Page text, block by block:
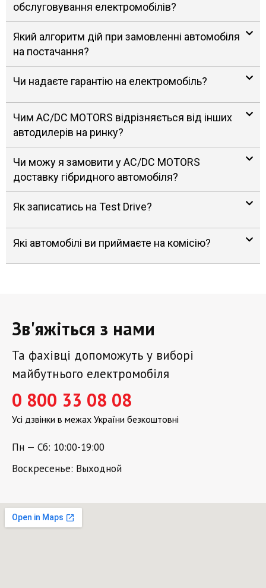
обслуговування електромобілів?
Який алгоритм дій при замовленні автомобіля
на постачання?
Чи надаєте гарантію на електромобіль?
Чим AC/DC MOTORS відрізняється від інших
автодилерів на ринку?
Чи можу я замовити у AC/DC MOTORS
доставку гібридного автомобіля?
Як записатись на Test Drive?
Які автомобілі ви приймаєте на комісію?
Зв'яжіться з нами
Та фахівці допоможуть у виборі
майбутнього електромобіля
0 800 33 08 08
Усі дзвінки в межах України безкоштовні
Пн — Сб: 10:00-19:00
Воскресенье: Выходной